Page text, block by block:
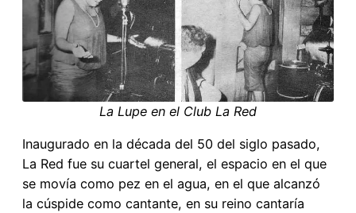
La Lupe en el Club La Red
Inaugurado en la década del 50 del siglo pasado,
La Red fue su cuartel general, el espacio en el que
se movía como pez en el agua, en el que alcanzó
la cúspide como cantante, en su reino cantaría